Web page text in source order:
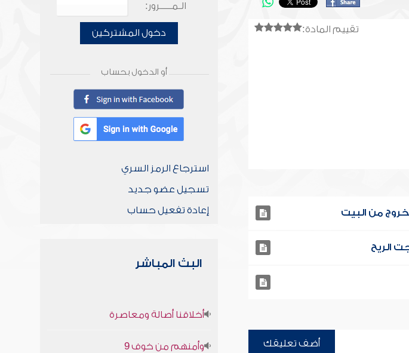
تقييم المادة:
أضف تعليقك
الـمـــــرور:
دخول المشتركين
أو الدخول بحساب
استرجاع الرمز السري
تسجيل عضو جديد
إعادة تفعيل حساب
البث المباشر
أخلاقنا أصالة ومعاصرة
وأمنهم من خوف 9